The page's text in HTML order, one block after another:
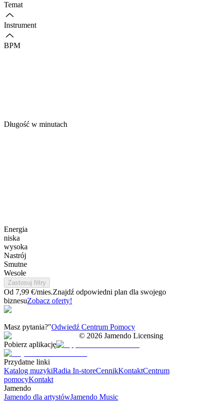
Temat
Instrument
BPM
Długość w minutach
Energia
niska
wysoka
Nastrój
Smutne
Wesołe
Zastosuj filtry
Od 7,99 €/mies.Znajdź odpowiedni plan dla swojego
biznesuZobacz oferty!
Masz pytania?"Odwiedź Centrum Pomocy
© 2026 Jamendo Licensing
Pobierz aplikację
Przydatne linki
Katalog muzykiRadia In-storeCennikKontaktCentrum
pomocyKontakt
Jamendo
Jamendo dla artystówJamendo Music